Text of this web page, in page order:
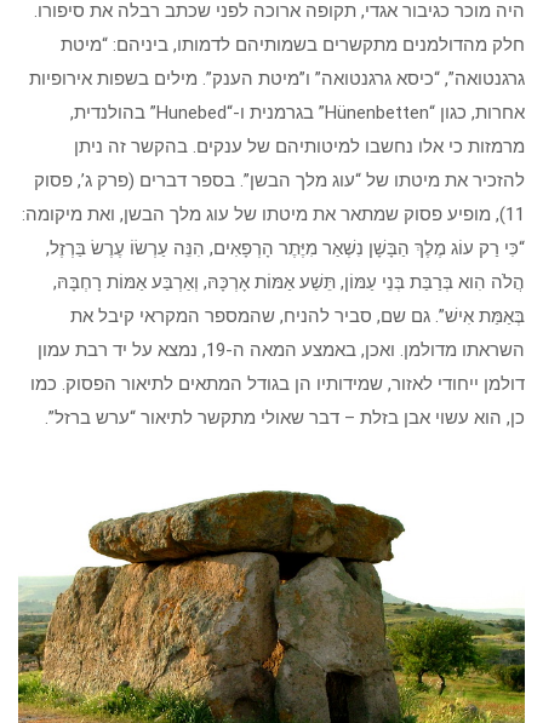
היה מוכר כגיבור אגדי, תקופה ארוכה לפני שכתב רבלה את סיפורו.
חלק מהדולמנים מתקשרים בשמותיהם לדמותו, ביניהם: “מיטת
גרגנטואה”, “כיסא גרגנטואה” ו”מיטת הענק”. מילים בשפות אירופיות
אחרות, כגון “Hünenbetten” בגרמנית ו-“Hunebed” בהולנדית,
מרמזות כי אלו נחשבו למיטותיהם של ענקים. בהקשר זה ניתן
להזכיר את מיטתו של “עוג מלך הבשן”. בספר דברים (פרק ג’, פסוק
11), מופיע פסוק שמתאר את מיטתו של עוג מלך הבשן, ואת מיקומה:
“כִּי רַק עוֹג מֶלֶךְ הַבָּשָׁן נִשְׁאַר מִיֶּתֶר הָרְפָאִים, הִנֵּה עַרְשׂוֹ עֶרֶשׂ בַּרְזֶל,
הֲלֹה הִוא בְּרַבַּת בְּנֵי עַמּוֹן, תֵּשַׁע אַמּוֹת אָרְכָּהּ, וְאַרְבַּע אַמּוֹת רָחְבָּהּ,
בְּאַמַּת אִישׁ”. גם שם, סביר להניח, שהמספר המקראי קיבל את
השראתו מדולמן. ואכן, באמצע המאה ה-19, נמצא על יד רבת עמון
דולמן ייחודי לאזור, שמידותיו הן בגודל המתאים לתיאור הפסוק. כמו
כן, הוא עשוי אבן בזלת – דבר שאולי מתקשר לתיאור “ערש ברזל”.